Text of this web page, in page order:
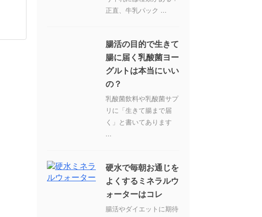
正直、牛乳パック ...
腸活の目的で生きて
腸に届く乳酸菌ヨー
グルトは本当にいい
の？
乳酸菌飲料や乳酸菌サプ
リに「生きて腸まで届
く」と書いてあります
...
硬水で毎朝お通じを
よくするミネラルウ
ォーターはコレ
腸活やダイエットに期待